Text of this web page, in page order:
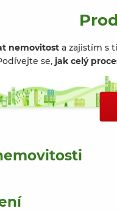
nemovitosta zajistím s
se, jak celý